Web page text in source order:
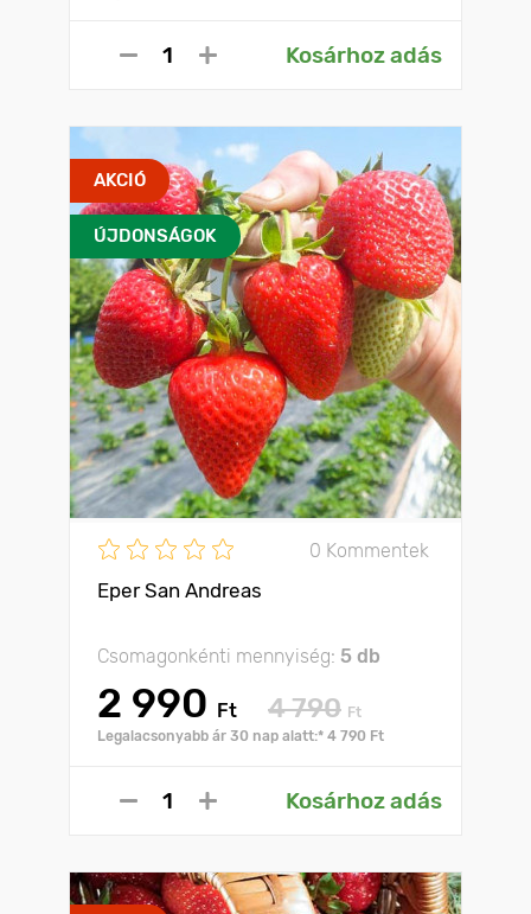
Kosárhoz adás
AKCIÓ
ÚJDONSÁGOK
0 Kommentek
Eper San Andreas
Csomagonkénti mennyiség: 5 db
2 990 Ft 4 790 Ft
Legalacsonyabb ár 30 nap alatt:* 4 790 Ft
Kosárhoz adás